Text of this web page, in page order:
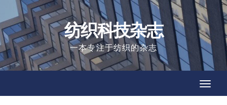
to
content
纺织科技杂志
一本专注于纺织的杂志